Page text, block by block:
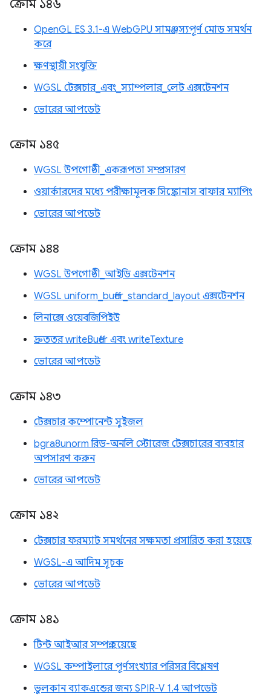
ক্রোম ১৪৬
OpenGL ES 3.1-এ WebGPU সামঞ্জস্যপূর্ণ মোড সমর্থন
করে
ক্ষণস্থায়ী সংযুক্তি
WGSL টেক্সচার_এবং_স্যাম্পলার_লেট এক্সটেনশন
ভোরের আপডেট
ক্রোম ১৪৫
WGSL উপগোষ্ঠী_একরূপতা সম্প্রসারণ
ওয়ার্কারদের মধ্যে পরীক্ষামূলক সিঙ্ক্রোনাস বাফার ম্যাপিং
ভোরের আপডেট
ক্রোম ১৪৪
WGSL উপগোষ্ঠী_আইডি এক্সটেনশন
WGSL uniform_buffer_standard_layout এক্সটেনশন
লিনাক্সে ওয়েবজিপিইউ
দ্রুততর writeBuffer এবং writeTexture
ভোরের আপডেট
ক্রোম ১৪৩
টেক্সচার কম্পোনেন্ট সুইজল
bgra8unorm রিড-অনলি স্টোরেজ টেক্সচারের ব্যবহার
অপসারণ করুন
ভোরের আপডেট
ক্রোম ১৪২
টেক্সচার ফরম্যাট সমর্থনের সক্ষমতা প্রসারিত করা হয়েছে
WGSL-এ আদিম সূচক
ভোরের আপডেট
ক্রোম ১৪১
টিন্ট আইআর সম্পন্ন হয়েছে
WGSL কম্পাইলারে পূর্ণসংখ্যার পরিসর বিশ্লেষণ
ভুলকান ব্যাকএন্ডের জন্য SPIR-V 1.4 আপডেট